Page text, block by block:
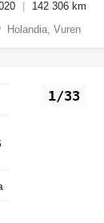
142 306 km
Holandia, Vuren
1/33